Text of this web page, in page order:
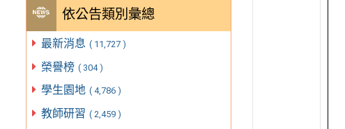
依公告類別彙總
最新消息 ( 11,727 )
榮譽榜 ( 304 )
學生園地 ( 4,786 )
教師研習 ( 2,459 )